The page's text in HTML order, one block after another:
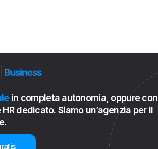
in completa autonomia, oppure con
dedicato. Siamo un’agenzia per il